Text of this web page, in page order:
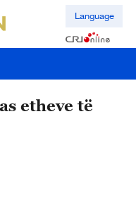
Language
etheve të